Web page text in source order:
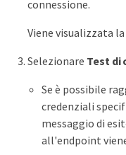
connessione.
Viene visualizzata
Selezionare Test di
Se è possibile
credenziali
messaggio di
all'endpoint